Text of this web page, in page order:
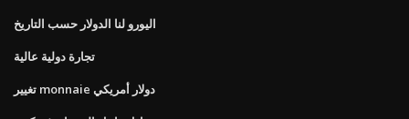
اليورو لنا الدولار حسب التاريخ
تجارة دولية عالية
تغيير monnaie دولار أمريكي